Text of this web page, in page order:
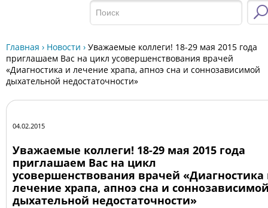
Главная › Новости › Уважаемые коллеги! 18-29 мая 2015 года
приглашаем Вас на цикл усовершенствования врачей
«Диагностика и лечение храпа, апноэ сна и соннозависимой
дыхательной недостаточности»
04.02.2015
Уважаемые коллеги! 18-29 мая 2015 года
приглашаем Вас на цикл
усовершенствования врачей «Диагностика
лечение храпа, апноэ сна и
дыхательной недостаточности»